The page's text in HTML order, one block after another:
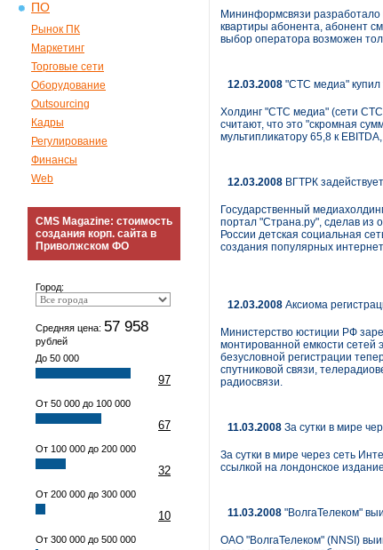
ПО
Рынок ПК
Маркетинг
Торговые сети
Оборудование
Outsourcing
Кадры
Регулирование
Финансы
Web
CMS Magazine: стоимость
создания корп. сайта в
Приволжском ФО
Город:
Средняя цена: 57 958
рублей
До 50 000
97
От 50 000 до 100 000
67
От 100 000 до 200 000
32
От 200 000 до 300 000
10
От 300 000 до 500 000
Мининформсвязи разработало
квартиры абонента, абонент
выбор оператора возможен
12.03.2008 "СТС медиа" купил
Холдинг "СТС медиа" (сети
считают, что это "скромная
мультипликатору 65,8 к
12.03.2008 ВГТРК
Государственный
портал "Страна.ру", сделав из
России детская социальная
создания популярных
12.03.2008 Аксиома
Министерство юстиции РФ
монтированной емкости сетей
безусловной регистрации
спутниковой связи,
радиосвязи.
11.03.2008 За сутки в мире
За сутки в мире через сеть
ссылкой на лондонское
11.03.2008 "ВолгаТелеком"
ОАО "ВолгаТелеком" (NNSI)